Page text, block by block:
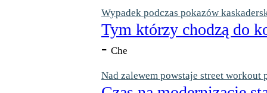
Wypadek podczas pokazów
Tym którzy chodzą do
- Che
Nad zalewem powstaje street workout